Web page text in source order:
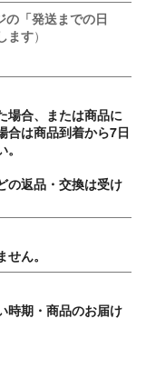
の「発送までの日
ます）
場合、または商品に
合は商品到着から7日
の返品・交換は受け
ん。
時期・商品のお届け